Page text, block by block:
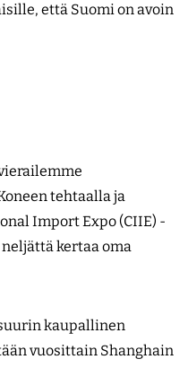
että Suomi on avoin
tehtaalla ja
Import Expo (CIIE) -
kertaa oma
kaupallinen
vuosittain Shanghain